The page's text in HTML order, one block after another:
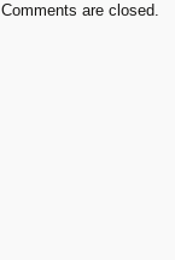
Comments are closed.